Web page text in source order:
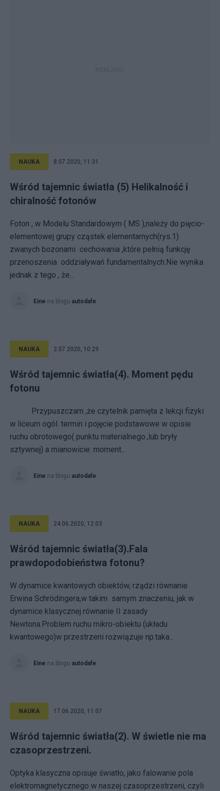
NAUKA 8.07.2020, 11:31
Wśród tajemnic światła (5) Helikalność i
chiralność fotonów
Foton , w Modelu Standardowym ( MS ),należy do pięcio-
elementowej grupy cząstek elementarnych(rys.1)
zwanych bozonami cechowania ,które pełnią funkcję
przenoszenia oddziaływań fundamentalnych.Nie wynika
jednak z tego , że...
Eine na blogu autodafe
NAUKA 2.07.2020, 10:29
Wśród tajemnic światła(4). Moment pędu
fotonu
Przypuszczam ,że czytelnik pamięta z lekcji fizyki
w liceum ogól. termin i pojęcie podstawowe w opisie
ruchu obrotowego( punktu materialnego.,lub bryły
sztywnej) a mianowicie: moment...
Eine na blogu autodafe
NAUKA 24.06.2020, 12:03
Wśród tajemnic światła(3).Fala
prawdopodobieństwa fotonu?
W dynamice kwantowych obiektów, rządzi równanie
Erwina Schrödingera,w takim samym znaczeniu, jak w
dynamice klasycznej równanie II zasady
Newtona.Problem ruchu mikro-obiektu (układu
kwantowego)w przestrzeni rozwiązuje np.taka...
Eine na blogu autodafe
NAUKA 17.06.2020, 11:07
Wśród tajemnic światła(2). W świetle nie ma
czasoprzestrzeni.
Optyka klasyczna opisuje światło, jako falowanie pola
elektromagnetycznego w naszej czasoprzestrzeni, czyli